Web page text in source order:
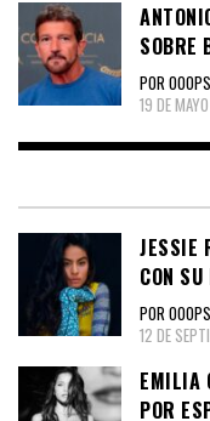
SOBRE
POR
19 DE
JESSIE
CON
POR
12 DE
EMILIA
POR